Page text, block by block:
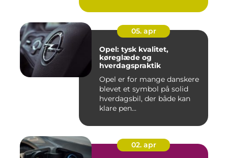
05. apr
Opel: tysk kvalitet,
køreglæde og
hverdagspraktik
Opel er for mange danskere
blevet et symbol på solid
hverdagsbil, der både kan
klare pen...
02. apr